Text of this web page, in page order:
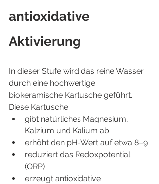
antioxidative
Aktivierung
In dieser Stufe wird das reine Wasser
durch eine hochwertige
biokeramische Kartusche geführt.
Diese Kartusche:
gibt natürliches Magnesium,
Kalzium und Kalium ab
erhöht den pH-Wert auf etwa 8–9
reduziert das Redoxpotential
(ORP)
erzeugt antioxidative